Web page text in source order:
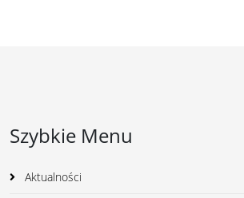
Szybkie Menu
Aktualności